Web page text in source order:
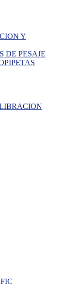
Y
DE PESAJE